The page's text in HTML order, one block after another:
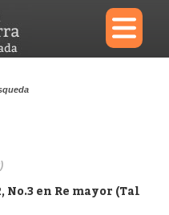
×
en Re mayor (Tal